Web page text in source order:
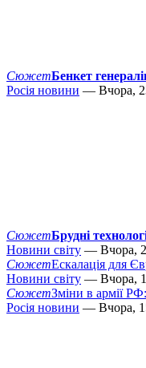
СюжетБенкет
Росія новини — Вчора,
СюжетБрудні
Новини світу — Вчора,
СюжетЕскалація для
Новини світу — Вчора,
СюжетЗміни в армії
Росія новини — Вчора,